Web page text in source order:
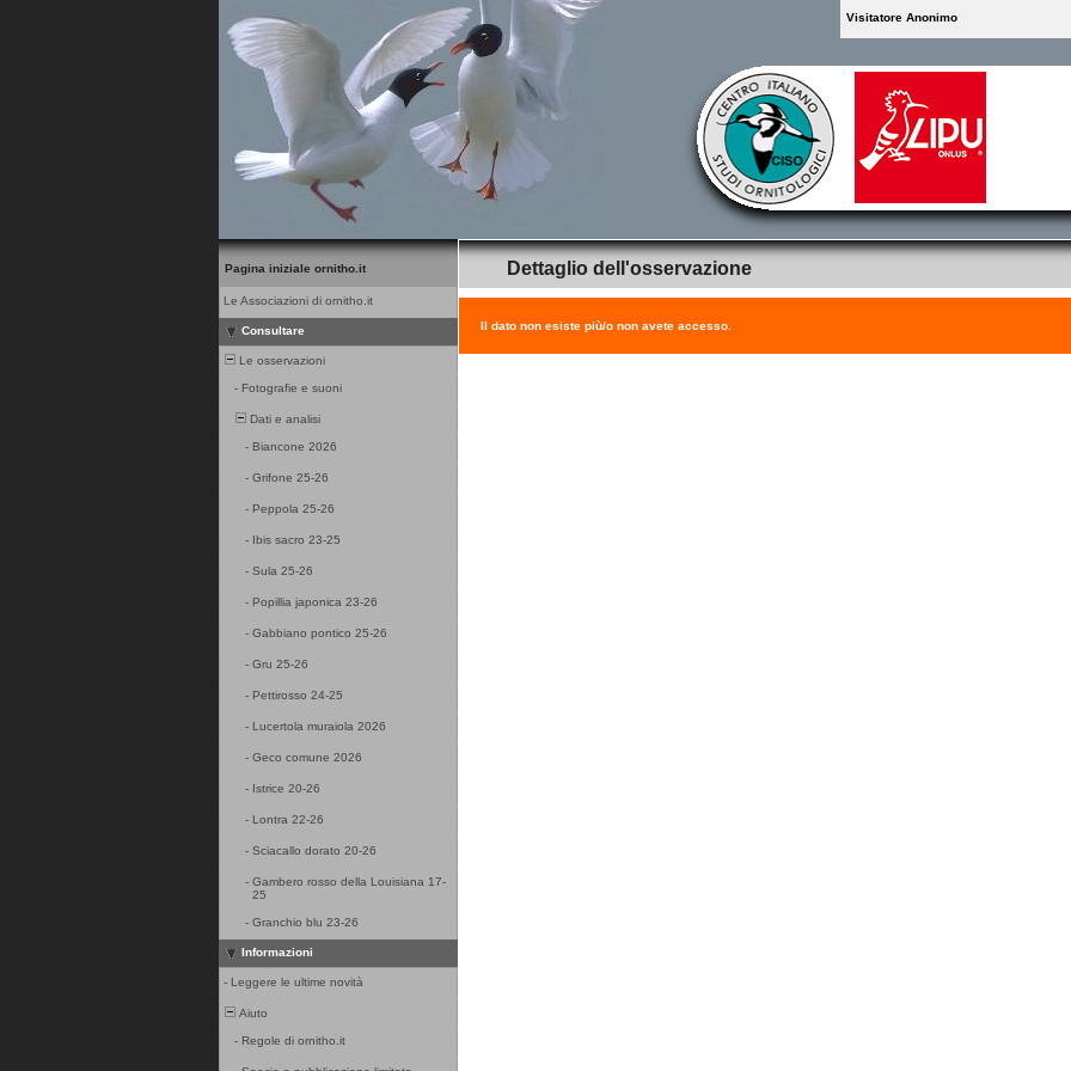
Visitatore Anonimo
Pagina iniziale ornitho.it
Le Associazioni di ornitho.it
Consultare
Le osservazioni
- Fotografie e suoni
Dati e analisi
- Biancone 2026
- Grifone 25-26
- Peppola 25-26
- Ibis sacro 23-25
- Sula 25-26
- Popillia japonica 23-26
- Gabbiano pontico 25-26
- Gru 25-26
- Pettirosso 24-25
- Lucertola muraiola 2026
- Geco comune 2026
- Istrice 20-26
- Lontra 22-26
- Sciacallo dorato 20-26
- Gambero rosso della Louisiana 17-
25
- Granchio blu 23-26
Informazioni
- Leggere le ultime novità
Aiuto
- Regole di ornitho.it
Dettaglio dell'osservazione
Il dato non esiste più/o non avete accesso.